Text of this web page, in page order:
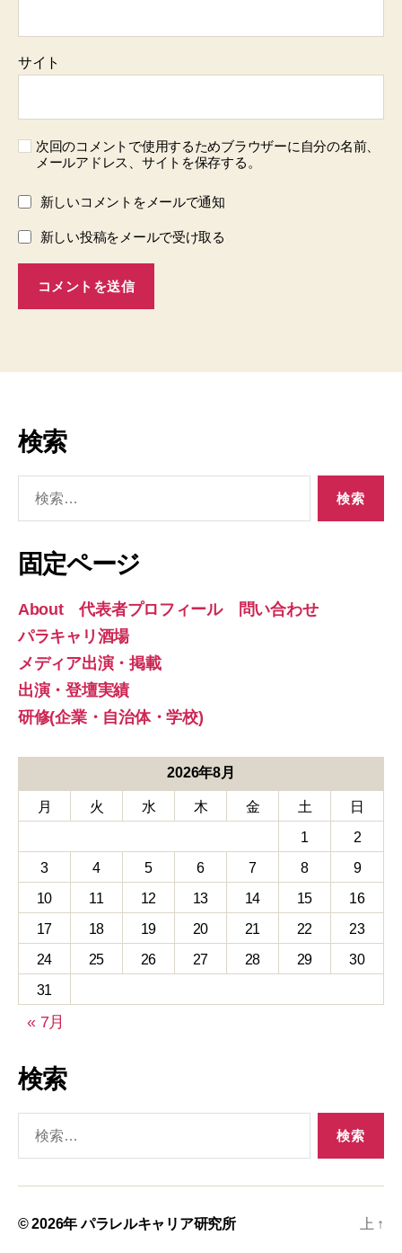
サイト
次回のコメントで使用するためブラウザーに自分の名前、
メールアドレス、サイトを保存する。
新しいコメントをメールで通知
新しい投稿をメールで受け取る
検索
象:
固定ページ
About 代表者プロフィール 問い合わせ
パラキャリ酒場
メディア出演・掲載
出演・登壇実績
研修(企業・自治体・学校)
2026年8月
月 火 水 木 金 土
日
1
2
3
4 5 6 7 8
9
10
11 12 13 14 15
16
17
18 19 20 21 22
23
24
25 26 27 28 29
30
31
« 7月
検索
象:
© 2026年パラレルキャリア研究所 上 ↑